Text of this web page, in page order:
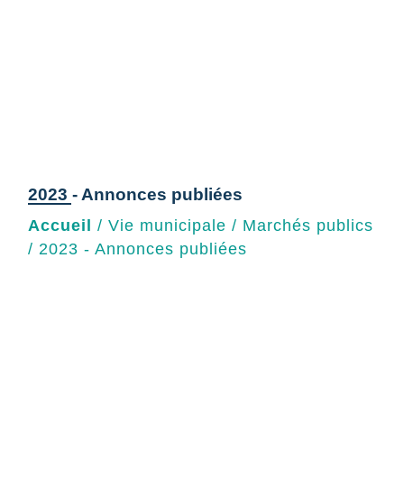
2023 - Annonces publiées
Accueil / Vie municipale / Marchés publics
/ 2023 - Annonces publiées